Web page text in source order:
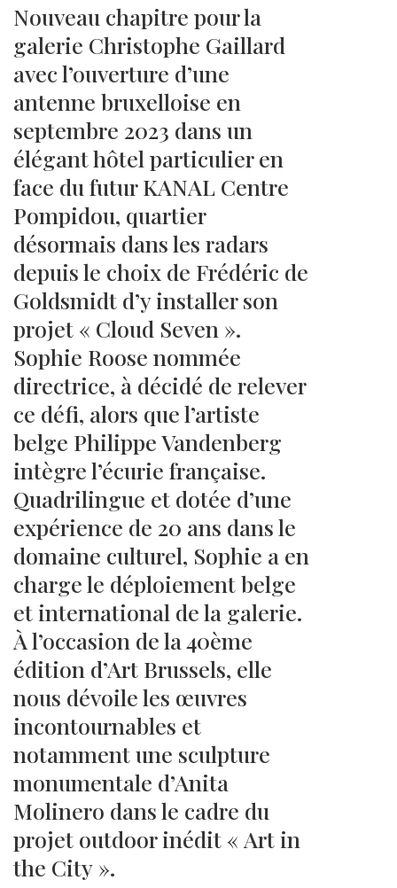
Nouveau chapitre pour la
galerie Christophe Gaillard
avec l’ouverture d’une
antenne bruxelloise en
septembre 2023 dans un
élégant hôtel particulier en
face du futur KANAL Centre
Pompidou, quartier
désormais dans les radars
depuis le choix de Frédéric de
Goldsmidt d’y installer son
projet « Cloud Seven ».
Sophie Roose nommée
directrice, à décidé de relever
ce défi, alors que l’artiste
belge Philippe Vandenberg
intègre l’écurie française.
Quadrilingue et dotée d’une
expérience de 20 ans dans le
domaine culturel, Sophie a en
charge le déploiement belge
et international de la galerie.
À l’occasion de la 40ème
édition d’Art Brussels, elle
nous dévoile les œuvres
incontournables et
notamment une sculpture
monumentale d’Anita
Molinero dans le cadre du
projet outdoor inédit « Art in
the City ».